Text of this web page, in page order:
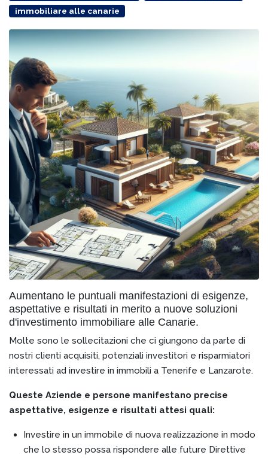
immobiliare alle canarie
Aumentano le puntuali manifestazioni di esigenze,
aspettative e risultati in merito a nuove soluzioni
d'investimento immobiliare alle Canarie.
Molte sono le sollecitazioni che ci giungono da parte di
nostri clienti acquisiti, potenziali investitori e risparmiatori
interessati ad investire in immobili a Tenerife e Lanzarote.
Queste Aziende e persone manifestano precise
aspettative, esigenze e risultati attesi quali:
Investire in un immobile di nuova realizzazione in modo
che lo stesso possa rispondere alle future Direttive